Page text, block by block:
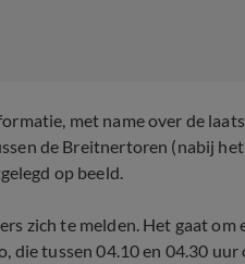
met name over de
de Breitnertoren (nabij
op beeld.
zich te melden. Het gaat om
die tussen 04.10 en 04.30